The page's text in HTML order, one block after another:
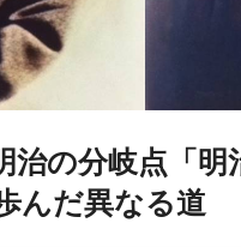
の分岐点「明
んだ異なる道